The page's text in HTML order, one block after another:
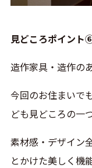
見どころポイント
造作家具・造作の
今回のお住まいで
ども見どころの一
素材感・デザイン
とかけた美しく機